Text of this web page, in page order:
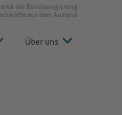
von Make it in Germany
der Bundesregierung
aus dem Ausland
Über uns